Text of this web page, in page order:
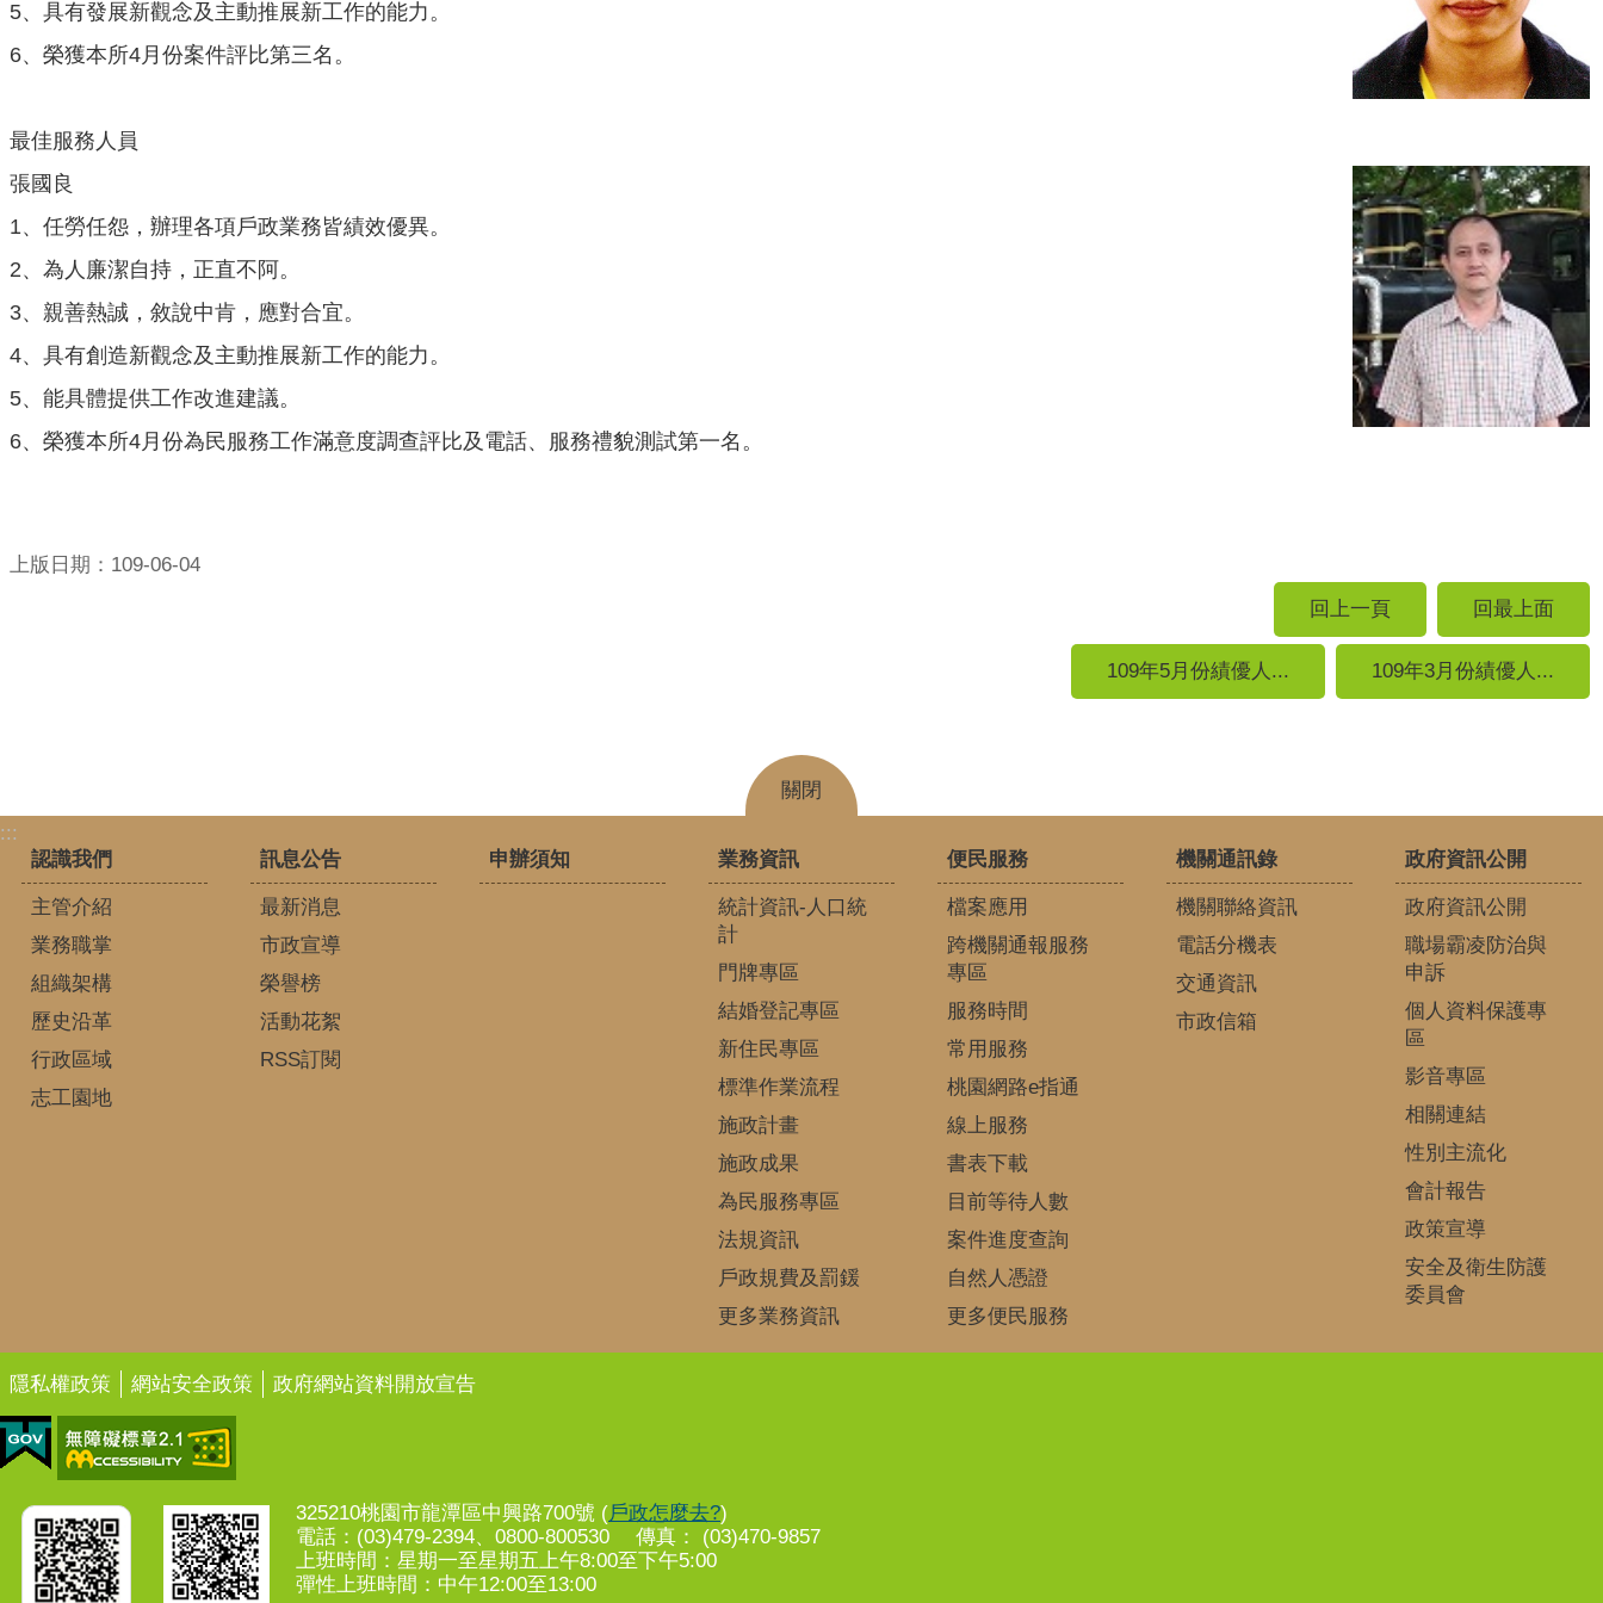
5、具有發展新觀念及主動推展新工作的能力。
6、榮獲本所4月份案件評比第三名。
最佳服務人員
張國良
1、任勞任怨，辦理各項戶政業務皆績效優異。
2、為人廉潔自持，正直不阿。
3、親善熱誠，敘說中肯，應對合宜。
4、具有創造新觀念及主動推展新工作的能力。
5、能具體提供工作改進建議。
6、榮獲本所4月份為民服務工作滿意度調查評比及電話、服務禮貌測試第一名。
上版日期：109-06-04
回上一頁
回最上面
109年5月份績優人... 109年3月份績優人...
關閉
:::
認識我們
主管介紹
業務職掌
組織架構
歷史沿革
行政區域
志工園地
訊息公告
最新消息
市政宣導
榮譽榜
活動花絮
RSS訂閱
申辦須知 業務資訊
統計資訊-人口統
計
門牌專區
結婚登記專區
新住民專區
標準作業流程
施政計畫
施政成果
為民服務專區
法規資訊
戶政規費及罰鍰
更多業務資訊
便民服務
檔案應用
跨機關通報服務
專區
服務時間
常用服務
桃園網路e指通
線上服務
書表下載
目前等待人數
案件進度查詢
自然人憑證
更多便民服務
機關通訊錄
機關聯絡資訊
電話分機表
交通資訊
市政信箱
政府資訊公開
政府資訊公開
職場霸凌防治與
申訴
個人資料保護專
區
影音專區
相關連結
性別主流化
會計報告
政策宣導
安全及衛生防護
委員會
隱私權政策 網站安全政策 政府網站資料開放宣告
325210桃園市龍潭區中興路700號 (戶政怎麼去?)
電話：(03)479-2394、0800-800530 傳真： (03)470-9857
上班時間：星期一至星期五上午8:00至下午5:00
彈性上班時間：中午12:00至13:00